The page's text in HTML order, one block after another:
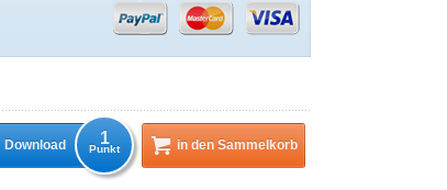
Download 1
Punkt in den Sammelkorb